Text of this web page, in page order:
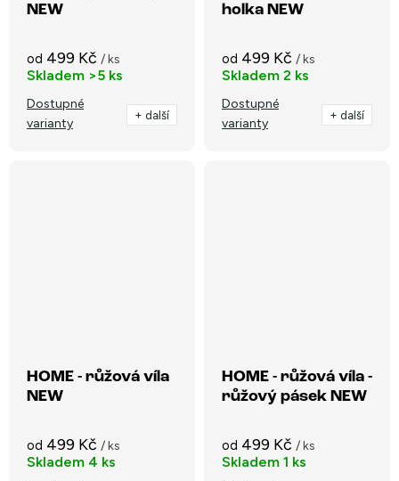
NEW
od 499 Kč / ks
Skladem >5 ks
Dostupné
varianty
+ další
holka NEW
od 499 Kč / ks
Skladem 2 ks
Dostupné
varianty
+ další
HOME - růžová víla
NEW
od 499 Kč / ks
Skladem 4 ks
HOME - růžová víla -
růžový pásek NEW
od 499 Kč / ks
Skladem 1 ks